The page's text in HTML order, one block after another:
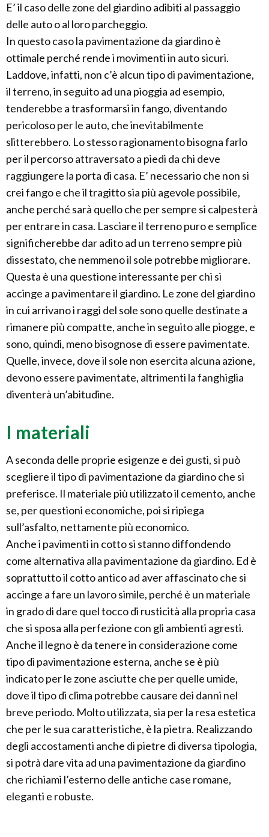
E’ il caso delle zone del giardino adibiti al passaggio
delle auto o al loro parcheggio.
In questo caso la pavimentazione da giardino è
ottimale perché rende i movimenti in auto sicuri.
Laddove, infatti, non c’è alcun tipo di pavimentazione,
il terreno, in seguito ad una pioggia ad esempio,
tenderebbe a trasformarsi in fango, diventando
pericoloso per le auto, che inevitabilmente
slitterebbero. Lo stesso ragionamento bisogna farlo
per il percorso attraversato a piedi da chi deve
raggiungere la porta di casa. E’ necessario che non si
crei fango e che il tragitto sia più agevole possibile,
anche perché sarà quello che per sempre si calpesterà
per entrare in casa. Lasciare il terreno puro e semplice
significherebbe dar adito ad un terreno sempre più
dissestato, che nemmeno il sole potrebbe migliorare.
Questa è una questione interessante per chi si
accinge a pavimentare il giardino. Le zone del giardino
in cui arrivano i raggi del sole sono quelle destinate a
rimanere più compatte, anche in seguito alle piogge, e
sono, quindi, meno bisognose di essere pavimentate.
Quelle, invece, dove il sole non esercita alcuna azione,
devono essere pavimentate, altrimenti la fanghiglia
diventerà un’abitudine.
I materiali
A seconda delle proprie esigenze e dei gusti, si può
scegliere il tipo di pavimentazione da giardino che si
preferisce. Il materiale più utilizzato il cemento, anche
se, per questioni economiche, poi si ripiega
sull’asfalto, nettamente più economico.
Anche i pavimenti in cotto si stanno diffondendo
come alternativa alla pavimentazione da giardino. Ed è
soprattutto il cotto antico ad aver affascinato che si
accinge a fare un lavoro simile, perché è un materiale
in grado di dare quel tocco di rusticità alla propria casa
che si sposa alla perfezione con gli ambienti agresti.
Anche il legno è da tenere in considerazione come
tipo di pavimentazione esterna, anche se è più
indicato per le zone asciutte che per quelle umide,
dove il tipo di clima potrebbe causare dei danni nel
breve periodo. Molto utilizzata, sia per la resa estetica
che per le sua caratteristiche, è la pietra. Realizzando
degli accostamenti anche di pietre di diversa tipologia,
si potrà dare vita ad una pavimentazione da giardino
che richiami l’esterno delle antiche case romane,
eleganti e robuste.